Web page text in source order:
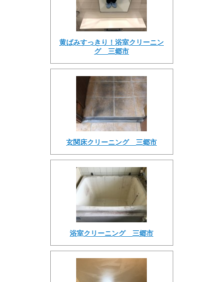
黄ばみすっきり！浴室クリーニン
グ 三郷市
玄関床クリーニング 三郷市
浴室クリーニング 三郷市